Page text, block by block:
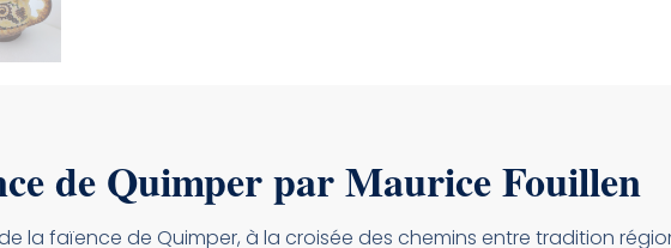
de Quimper par Maurice Fouillen
la faïence de Quimper, à la croisée des chemins entre tradition